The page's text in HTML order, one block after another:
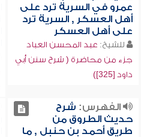
عمرو في السرية ترد على
أهل العسكر , السرية ترد
على أهل العسكر
للشيخ: عبد المحسن العباد
جزء من محاضرة ( شرح سنن أبي
داود [325])
الفهرس: شرح
حديث الطروق من
طريق أحمد بن حنبل , ما